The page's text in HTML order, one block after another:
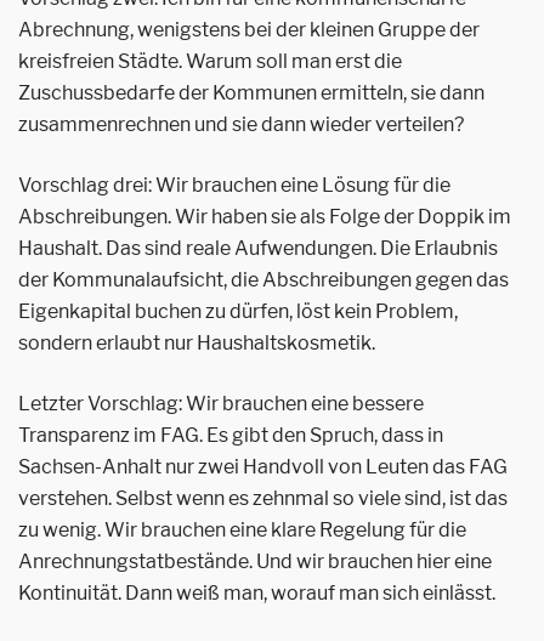
Abrechnung, wenigstens bei der kleinen Gruppe der
kreisfreien Städte. Warum soll man erst die
Zuschussbedarfe der Kommunen ermitteln, sie dann
zusammenrechnen und sie dann wieder verteilen?
Vorschlag drei: Wir brauchen eine Lösung für die
Abschreibungen. Wir haben sie als Folge der Doppik im
Haushalt. Das sind reale Aufwendungen. Die Erlaubnis
der Kommunalaufsicht, die Abschreibungen gegen das
Eigenkapital buchen zu dürfen, löst kein Problem,
sondern erlaubt nur Haushaltskosmetik.
Letzter Vorschlag: Wir brauchen eine bessere
Transparenz im FAG. Es gibt den Spruch, dass in
Sachsen-Anhalt nur zwei Handvoll von Leuten das FAG
verstehen. Selbst wenn es zehnmal so viele sind, ist das
zu wenig. Wir brauchen eine klare Regelung für die
Anrechnungstatbestände. Und wir brauchen hier eine
Kontinuität. Dann weiß man, worauf man sich einlässt.